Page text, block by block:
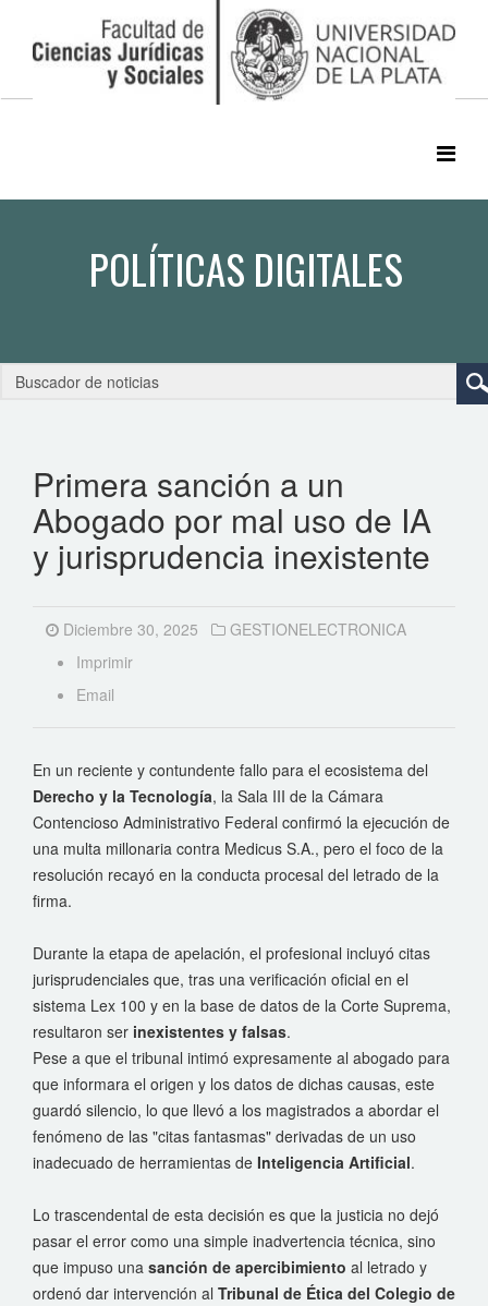
Primera sanción a un
Abogado por mal uso de IA
y jurisprudencia inexistente
Diciembre 30, 2025
GESTIONELECTRONICA
Imprimir
Email
En un reciente y contundente fallo para el ecosistema del
Derecho y la Tecnología, la Sala III de la Cámara
Contencioso Administrativo Federal confirmó la ejecución de
una multa millonaria contra Medicus S.A., pero el foco de la
resolución recayó en la conducta procesal del letrado de la
firma.
Durante la etapa de apelación, el profesional incluyó citas
jurisprudenciales que, tras una verificación oficial en el
sistema Lex 100 y en la base de datos de la Corte Suprema,
resultaron ser inexistentes y falsas.
Pese a que el tribunal intimó expresamente al abogado para
que informara el origen y los datos de dichas causas, este
guardó silencio, lo que llevó a los magistrados a abordar el
fenómeno de las "citas fantasmas" derivadas de un uso
inadecuado de herramientas de Inteligencia Artificial.
Lo trascendental de esta decisión es que la justicia no dejó
pasar el error como una simple inadvertencia técnica, sino
que impuso una sanción de apercibimiento al letrado y
ordenó dar intervención al Tribunal de Ética del Colegio de